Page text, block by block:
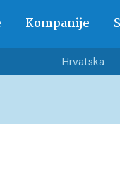
Kompanije
Hrvatska